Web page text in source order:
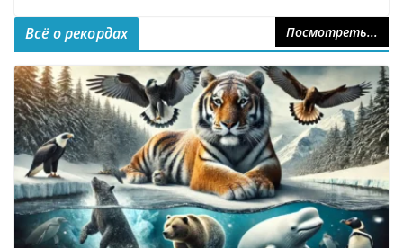
Всё о рекордах Посмотреть...